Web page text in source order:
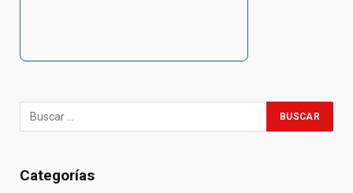
Categorías